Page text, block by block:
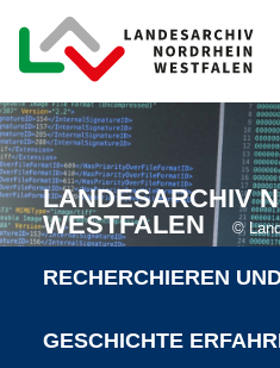
LANDESARCHIV
WESTFALEN
RECHERCHIEREN
GESCHICHTE